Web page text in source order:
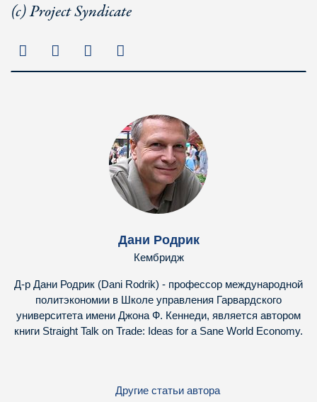
(с) Project Syndicate
Дани Родрик
Кембридж
Д-р Дани Родрик (Dani Rodrik) - профессор международной
политэкономии в Школе управления Гарвардского
университета имени Джона Ф. Кеннеди, является автором
книги Straight Talk on Trade: Ideas for a Sane World Economy.
Другие статьи автора